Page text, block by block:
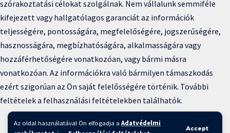
Az oldal használatával Ön elfogadja a Adatvédelmi
Accept
szórakoztatási célokat szolgálnak. Nem vállalunk semmiféle
kifejezett vagy hallgatólagos garanciát az információk
teljességére, pontosságára, megfelelőségére, jogszerűségére,
hasznosságára, megbízhatóságára, alkalmasságára vagy
hozzáférhetőségére vonatkozóan, vagy bármi másra
vonatkozóan. Az információkra való bármilyen támaszkodás
ezért szigorúan az Ön saját felelősségére történik. További
feltételek a felhasználási feltételekben találhatók.
Copyright © 2025 BFKH.hu